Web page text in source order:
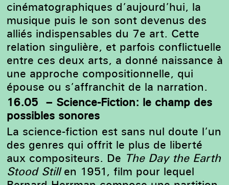
cinématographiques d’aujourd’hui, la
musique puis le son sont devenus des
alliés indispensables du 7e art. Cette
relation singulière, et parfois conflictuelle
entre ces deux arts, a donné naissance à
une approche compositionnelle, qui
épouse ou s’affranchit de la narration.
16.05 – Science-Fiction: le champ des
possibles sonores
La science-fiction est sans nul doute l’un
des genres qui offrit le plus de liberté
aux compositeurs. De The Day the Earth
Stood Still en 1951, film pour lequel